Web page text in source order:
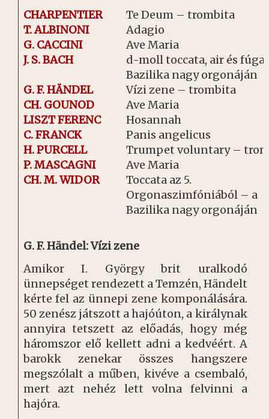
CHARPENTIER
Te Deum – trombita
T. ALBINONI
Adagio
G. CACCINI
Ave Maria
J. S. BACH
d-moll toccata, air és fúga
Bazilika nagy orgonáján
G. F. HÄNDEL
Vízi zene – trombita
CH. GOUNOD
Ave Maria
LISZT FERENC
Hosannah
C. FRANCK
Panis angelicus
H. PURCELL
Trumpet voluntary –
P. MASCAGNI
Ave Maria
CH. M. WIDOR
Toccata az 5.
Orgonaszimfóniából – a
Bazilika nagy orgonáján
G. F. Händel: Vízi zene
Amikor I. György brit uralkodó
ünnepséget rendezett a Temzén, Händelt
kérte fel az ünnepi zene komponálására.
50 zenész játszott a hajóúton, a királynak
annyira tetszett az előadás, hogy még
háromszor elő kellett adni a kedvéért. A
barokk zenekar összes hangszere
megszólalt a műben, kivéve a csembaló,
mert azt nehéz lett volna felvinni a
hajóra.